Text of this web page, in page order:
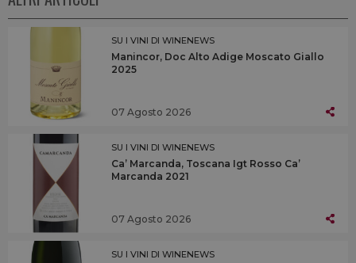
SU I VINI DI WINENEWS
Manincor, Doc Alto Adige Moscato Giallo
2025
07 Agosto 2026
SU I VINI DI WINENEWS
Ca’ Marcanda, Toscana Igt Rosso Ca’
Marcanda 2021
07 Agosto 2026
SU I VINI DI WINENEWS